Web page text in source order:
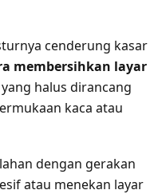
cenderung kasar
membersihkan layar
halus dirancang
kaca atau
dengan gerakan
atau menekan layar